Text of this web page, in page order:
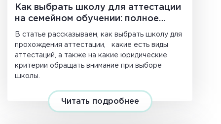
Как выбрать школу для аттестации
на семейном обучении: полное
руководство 2026
В статье рассказываем, как выбрать школу для
прохождения аттестации, какие есть виды
аттестаций, а также на какие юридические
критерии обращать внимание при выборе
школы.
Читать подробнее